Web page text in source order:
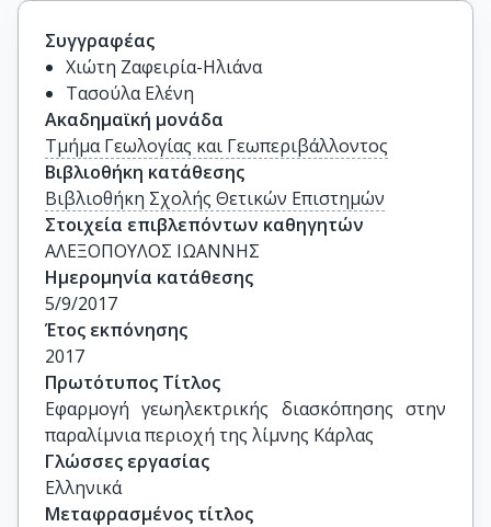
Συγγραφέας
Χιώτη Ζαφειρία-Ηλιάνα
Τασούλα Ελένη
Ακαδημαϊκή μονάδα
Τμήμα Γεωλογίας και Γεωπεριβάλλοντος
Βιβλιοθήκη κατάθεσης
Βιβλιοθήκη Σχολής Θετικών Επιστημών
Στοιχεία επιβλεπόντων καθηγητών
ΑΛΕΞΟΠΟΥΛΟΣ ΙΩΑΝΝΗΣ
Ημερομηνία κατάθεσης
5/9/2017
Έτος εκπόνησης
2017
Πρωτότυπος Τίτλος
Εφαρμογή γεωηλεκτρικής διασκόπησης στην
παραλίμνια περιοχή της λίμνης Κάρλας
Γλώσσες εργασίας
Ελληνικά
Μεταφρασμένος τίτλος